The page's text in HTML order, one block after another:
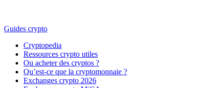
Guides crypto
Cryptopedia
Ressources crypto utiles
Ou acheter des cryptos ?
Qu’est-ce que la cryptomonnaie ?
Exchanges crypto 2026